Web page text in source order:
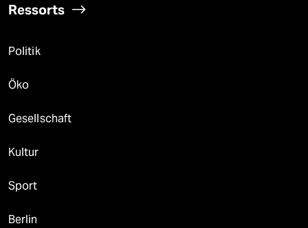
Ressorts
Politik
Öko
Gesellschaft
Kultur
Sport
Berlin